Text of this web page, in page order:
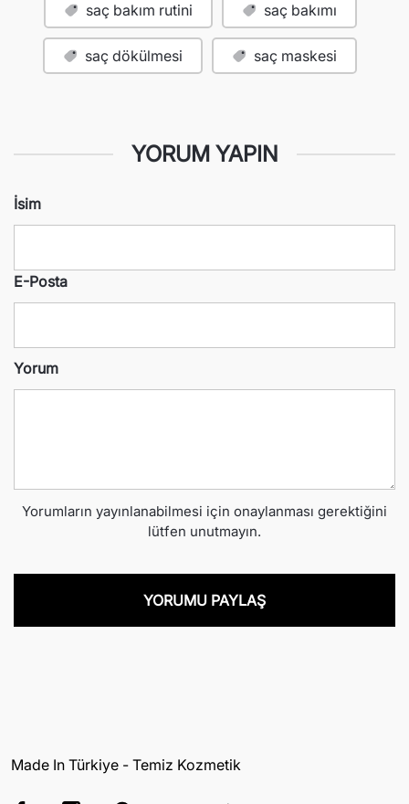
saç bakım rutini saç bakımı
saç dökülmesi saç maskesi
YORUM YAPIN
İsim
E-Posta
Yorum
Yorumların yayınlanabilmesi için onaylanması gerektiğini
lütfen unutmayın.
Made In Türkiye - Temiz Kozmetik